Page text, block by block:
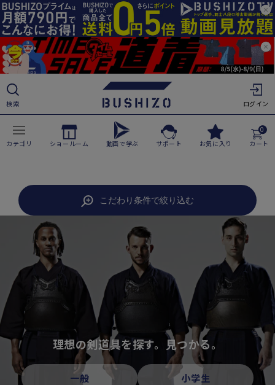
ツ
に
進
む
検索 ログイン
カテゴリ ショールーム 動画で学ぶ サポート お気に入り
0
カート
こだわり条件で絞り込む
理想の剣道具を探す。見つかる。
一般 小学生